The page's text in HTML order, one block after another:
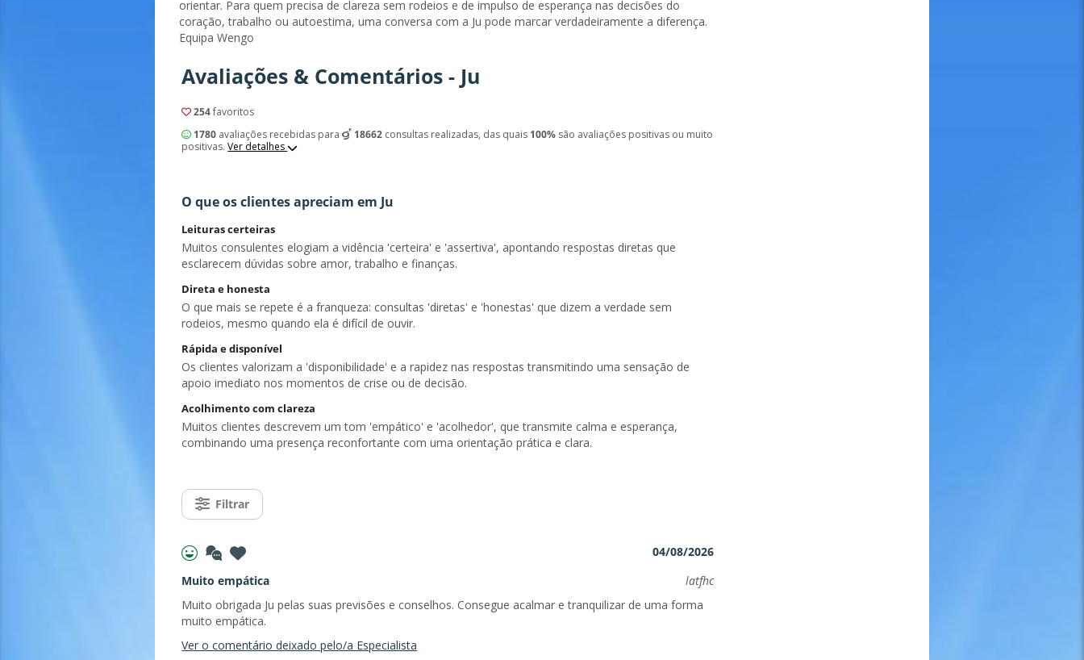
orientar. Para quem precisa de clareza sem rodeios e de impulso de esperança nas decisões do
coração, trabalho ou autoestima, uma conversa com a Ju pode marcar verdadeiramente a diferença.
Equipa Wengo
Avaliações & Comentários - Ju
254favoritos
1780 avaliações recebidas para 18662 consultas realizadas, das quais 100% são avaliações positivas ou muito
positivas.Ver detalhes
O que os clientes apreciam em Ju
Leituras certeiras
Muitos consulentes elogiam a vidência 'certeira' e 'assertiva', apontando respostas diretas que
esclarecem dúvidas sobre amor, trabalho e finanças.
Direta e honesta
O que mais se repete é a franqueza: consultas 'diretas' e 'honestas' que dizem a verdade sem
rodeios, mesmo quando ela é difícil de ouvir.
Rápida e disponível
Os clientes valorizam a 'disponibilidade' e a rapidez nas respostas transmitindo uma sensação de
apoio imediato nos momentos de crise ou de decisão.
Acolhimento com clareza
Muitos clientes descrevem um tom 'empático' e 'acolhedor', que transmite calma e esperança,
combinando uma presença reconfortante com uma orientação prática e clara.
Filtrar
04/08/2026
Muito empática
latfhc
Muito obrigada Ju pelas suas previsões e conselhos. Consegue acalmar e tranquilizar de uma forma
muito empática.
Ver o comentário deixado pelo/a Especialista